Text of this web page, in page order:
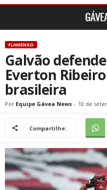
FLAMENGO
Galvão
Everton
brasileira
Por Equipe Gávea News - 10 de
Compartilhe: